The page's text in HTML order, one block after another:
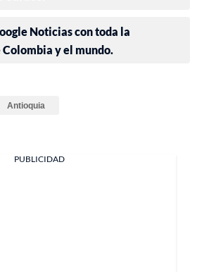
Noticias con toda la
y el mundo.
Antioquia
PUBLICIDAD